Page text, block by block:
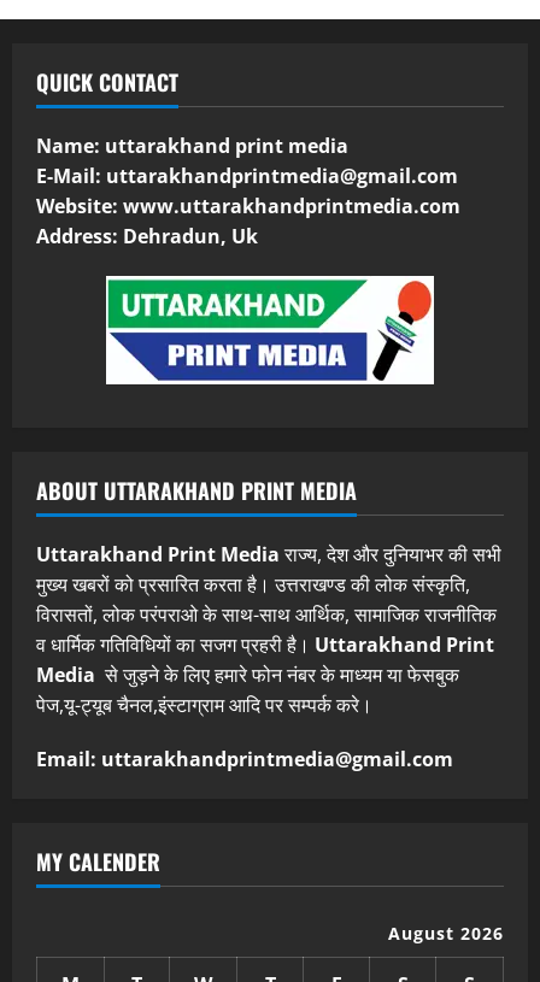
QUICK CONTACT
Name: uttarakhand print media
E-Mail: uttarakhandprintmedia@gmail.com
Website: www.uttarakhandprintmedia.com
Address: Dehradun, Uk
ABOUT UTTARAKHAND PRINT MEDIA
Uttarakhand Print Mediaराज्य, देश और दुनियाभर की सभी
मुख्य खबरों को प्रसारित करता है। उत्तराखण्ड की लोक संस्कृति,
विरासतों, लोक परंपराओ के साथ-साथ आर्थिक, सामाजिक राजनीतिक
व धार्मिक गतिविधियों का सजग प्रहरी है। Uttarakhand Print
Media से जुड़ने के लिए हमारे फोन नंबर के माध्यम या फेसबुक
पेज,यू-ट्यूब चैनल,इंस्टाग्राम आदि पर सम्पर्क करे।
Email: uttarakhandprintmedia@gmail.com
MY CALENDER
August 2026